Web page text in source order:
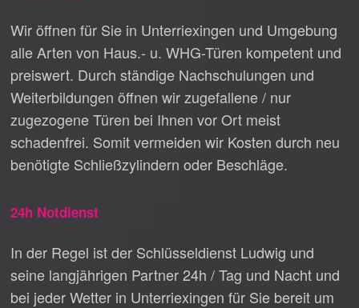
Wir öffnen für Sie in Unterriexingen und Umgebung
alle Arten von Haus.- u. WHG-Türen kompetent und
preiswert. Durch ständige Nachschulungen und
Weiterbildungen öffnen wir zugefallene / nur
zugezogene Türen bei Ihnen vor Ort meist
schadenfrei. Somit vermeiden wir Kosten durch neu
benötigte Schließzylindern oder Beschläge.
24h Notdienst
In der Regel ist der Schlüsseldienst Ludwig und
seine langjährigen Partner 24h / Tag und Nacht und
bei jeder Wetter in Unterriexingen für Sie bereit um